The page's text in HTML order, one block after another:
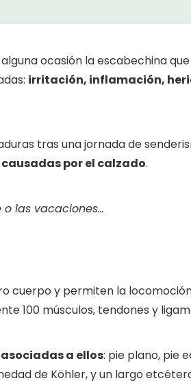
ocasión la escabechina
irritación, inflamación,
tras una jornada de
por el calzado.
las vacaciones…
cuerpo y permiten la
100 músculos, tendones y
a ellos: pie plano, pie
de Köhler, y un largo